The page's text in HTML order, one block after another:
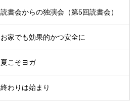
読書会からの独演会（第5回読書会）
お家でも効果的かつ安全に
夏こそヨガ
終わりは始まり